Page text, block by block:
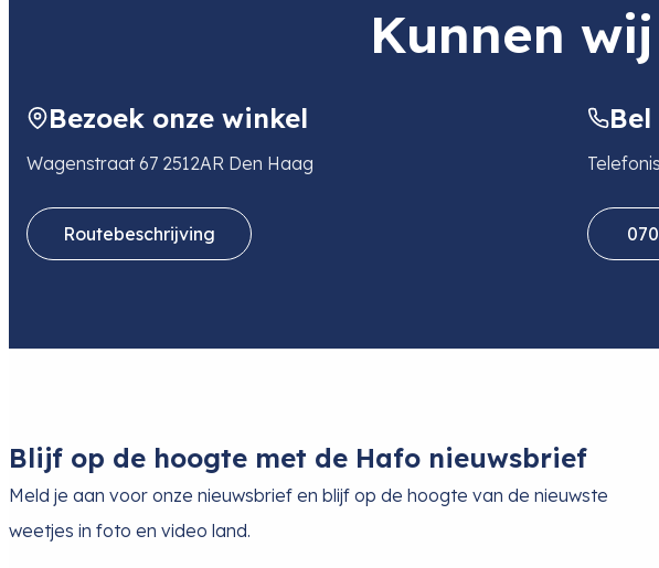
Kunnen
Bezoek onze winkel
Wagenstraat 67 2512AR Den Haag
Routebeschrijving
Bel
Blijf op de hoogte met de Hafo nieuwsbrief
Meld je aan voor onze nieuwsbrief en blijf op de hoogte van de nieuwste
weetjes in foto en video land.